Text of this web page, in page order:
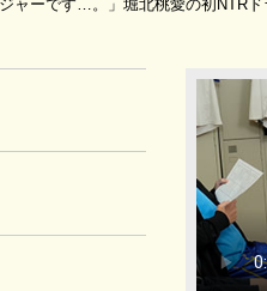
ーです…。」堀北桃愛の初NTRド